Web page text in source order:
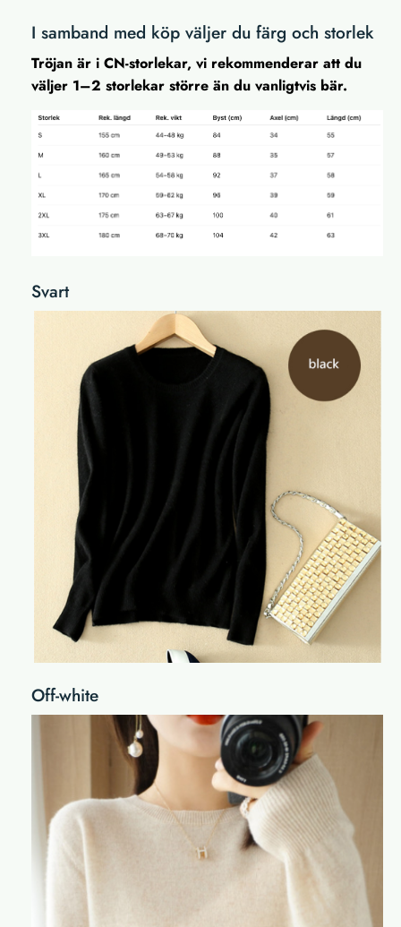
I samband med köp väljer du färg och storlek
Tröjan är i CN-storlekar, vi rekommenderar att du
väljer 1–2 storlekar större än du vanligtvis bär.
Svart
Off-white